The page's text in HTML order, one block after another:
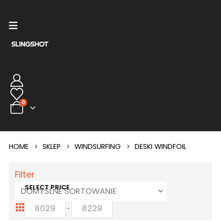
0
HOME SKLEP WINDSURFING DESKI WINDFOIL
SELECT PRICE
-
Filter